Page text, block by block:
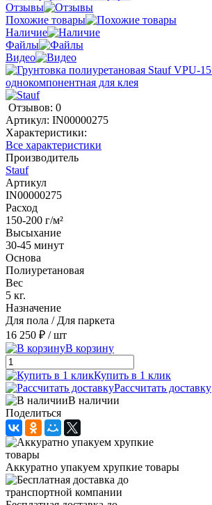
Отзывы
Похожие товары
Наличие
Файлы
Видео
Отзывов: 0
Артикул: IN00000275
Характеристики:
Все характеристики
Производитель
Stauf
Артикул
IN00000275
Расход
150-200 г/м²
Высыхание
30-45 минут
Основа
Полиуретановая
Вес
5 кг.
Назначение
Для пола / Для паркета
16 250 ₽ / шт
В корзину
Купить в 1 клик
Рассчитать доставку
В наличии
Поделиться
Аккуратно упакуем хрупкие товары